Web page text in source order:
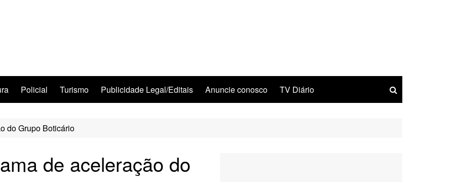
Policial Turismo Publicidade Legal/Editais Anuncie conosco TV Diário
do Grupo Boticário
de aceleração do